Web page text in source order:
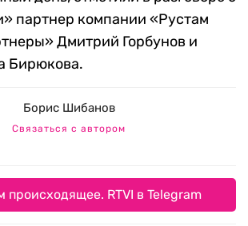
партнер компании «Рустам
Дмитрий Горбунов и
Бирюкова.
Борис Шибанов
Связаться с автором
происходящее. RTVI в Telegram